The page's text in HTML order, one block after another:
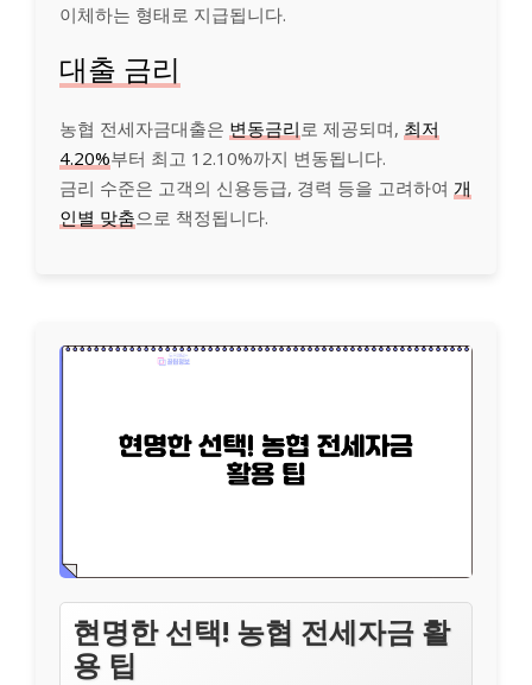
이체하는 형태로 지급됩니다.
대출 금리
농협 전세자금대출은 변동금리 로 제공되며, 최저
4.20%부터 최고 12.10%까지 변동됩니다.
금리 수준은 고객의 신용등급, 경력 등을 고려하여 개
인별 맞춤으로 책정됩니다.
현명한 선택! 농협 전세자금 활
용 팁